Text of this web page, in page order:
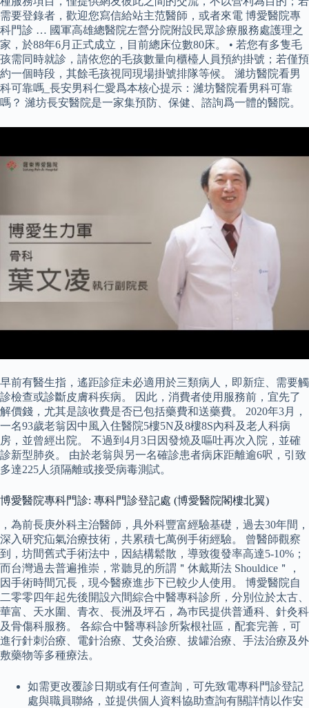
需要登錄者，歡迎您寫信給站主范醫師，或者來電 博愛醫院專
科門診 … 國軍高雄總醫院左營分院附設民眾診療服務處護理之
家，於88年6月正式成立，目前總床位數80床。 • 若您有多隻毛
孩需同時就診，請依您的毛孩數量向櫃檯人員預約掛號；若僅預
約一個時段，其餘毛孩視同現場掛號排隊等候。 濰坊醫院看男
科可靠嗎_長安男科仁愛爲本核心提示：濰坊醫院看男科可靠
嗎？ 濰坊長安醫院是一家集預防、保健、諮詢爲一體的醫院。
早前有醫生指，遙距診症未必適用於三類病人，即新症、需要觸
診檢查或診斷皮膚科疾病。 因此，消費者使用服務前，宜先了
解價錢，尤其是該收費是否已包括藥費和送藥費。 2020年3月，
一名93歲老翁因中風入住醫院5樓5N及8樓8S內科及老人科病
房，並曾經出院。 不過到4月3日因發燒及嘔吐再次入院，並確
診新型肺炎。 由於老翁與另一名確診患者病床距離逾6呎，引致
多達225人須隔離或接受病毒測試。
博愛醫院專科門診: 專科門診登記處 (博愛醫院閣樓北翼)
，為前長庚外科主治醫師，具外科豐富經驗基礎，過去30年間，
深入研究疝氣治療技術，共累積七萬例手術經驗。 曾醫師觀察
到，坊間舊式手術法中，因結構鬆散，導致復發率高達5-10%；
而台灣過去普遍推崇，常聽見的所謂＂休戴斯法 Shouldice＂，
因手術時間冗長，現今醫療進步下已較少人使用。 博愛醫院自
二零零四年起先後開設六間綜合中醫專科診所，分別位於太古、
華富、天水圍、青衣、長洲及坪石，為巿民提供普通科、針灸科
及骨傷科服務。 各綜合中醫專科診所紥根社區，配套完善，可
進行針刺治療、電針治療、艾灸治療、拔罐治療、手法治療及外
敷藥物等多種療法。
如需更改覆診日期或有任何查詢，可先致電專科門診登記
處與職員聯絡，並提供個人資料協助查詢有關詳情以作安